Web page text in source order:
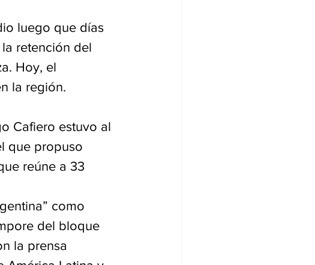
luego que días
retención del
Hoy, el
la región.
Cafiero estuvo al
que propuso
reúne a 33
como
del bloque
la prensa